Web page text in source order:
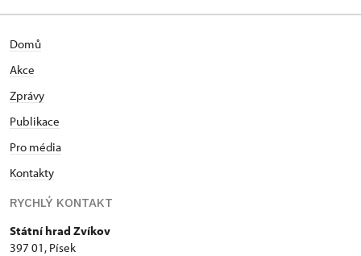
Domů
Akce
Zprávy
Publikace
Pro média
Kontakty
RYCHLÝ KONTAKT
Státní hrad Zvíkov
397 01, Písek